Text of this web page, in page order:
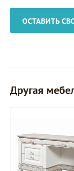
ОСТАВИТЬ
Другая